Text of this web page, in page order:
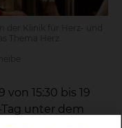
15:30 bis 19
unter dem